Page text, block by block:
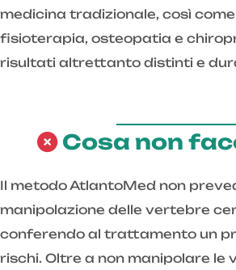
medicina tradizionale, così
fisioterapia, osteopatia e
risultati altrettanto distinti e
Cosa non
Il metodo AtlantoMed non
manipolazione delle vertebre
conferendo al trattamento un
rischi. Oltre a non manipolare le